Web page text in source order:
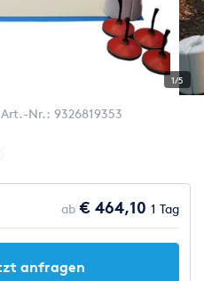
1/5
Art.-Nr.: 9326819353
ab € 464,10 1 Tag
anfragen